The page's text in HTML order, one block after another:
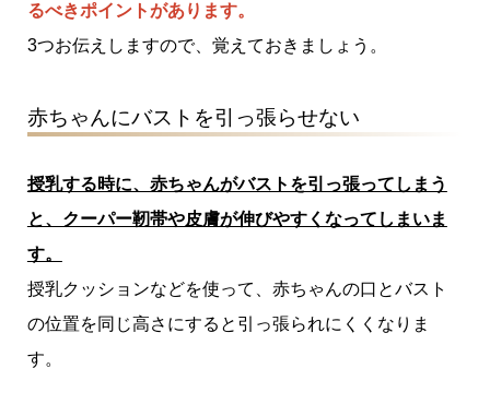
るべきポイントがあります。
3つお伝えしますので、覚えておきましょう。
赤ちゃんにバストを引っ張らせない
授乳する時に、赤ちゃんがバストを引っ張ってしまう
と、クーパー靭帯や皮膚が伸びやすくなってしまいま
す。
授乳クッションなどを使って、赤ちゃんの口とバスト
の位置を同じ高さにすると引っ張られにくくなりま
す。